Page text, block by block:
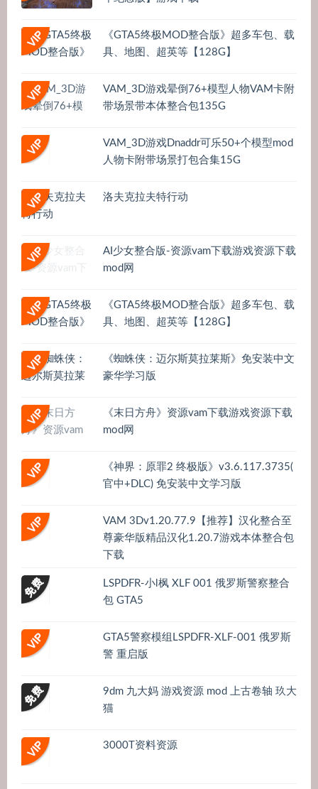
《GTA5终极MOD整合版》超多车包、载
具、地图、超英等【128G】
VAM_3D游戏晕倒76+模型人物VAM卡附
带场景带本体整合包135G
VAM_3D游戏Dnaddr可乐50+个模型mod
人物卡附带场景打包合集15G
洛夫克拉夫特行动
AI少女整合版-资源vam下载游戏资源下载
mod网
《GTA5终极MOD整合版》超多车包、载
具、地图、超英等【128G】
《蜘蛛侠：迈尔斯莫拉莱斯》免安装中文
豪华学习版
《末日方舟》资源vam下载游戏资源下载
mod网
《神界：原罪2 终极版》v3.6.117.3735(
官中+DLC) 免安装中文学习版
VAM 3Dv1.20.77.9【推荐】汉化整合至
尊豪华版精品汉化1.20.7游戏本体整合包
下载
LSPDFR-小l枫 XLF 001 俄罗斯警察整合
包 GTA5
GTA5警察模组LSPDFR-XLF-001 俄罗斯
警 重启版
9dm 九大妈 游戏资源 mod 上古卷轴 玖大
猫
3000T资料资源